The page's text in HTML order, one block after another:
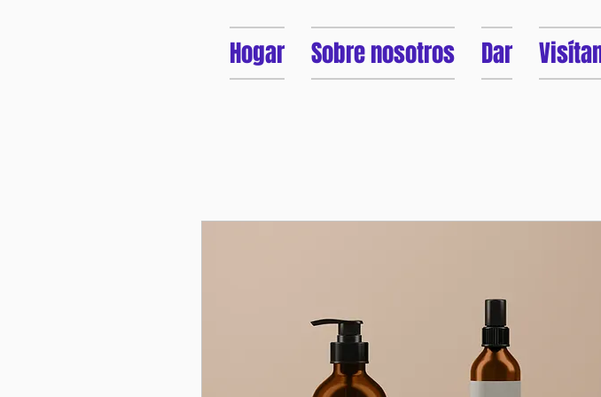
Hogar Sobre nosotros Dar